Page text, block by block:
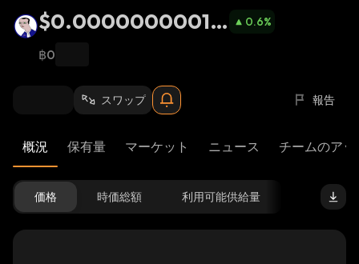
$0.00000000016
79
0.6%
฿0
スワップ 報告
概況 保有量 マーケット ニュース チームのア
価格 時価総額 利用可能供給量